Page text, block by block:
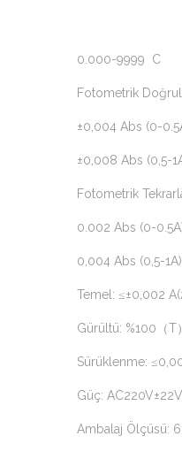
0.000-9999 C
Fotometrik
±0,004 Abs (0-
±0,008 Abs (0,5-
Fotometrik
0.002 Abs (0-
0,004 Abs (0,5-1A)
Temel: ≤±0,002
Gürültü: %100（T
Sürüklenme:
Güç:
Ambalaj Ölçüsü: